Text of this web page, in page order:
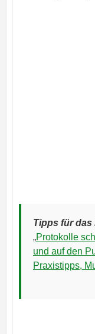
Tipps für
„Protokolle
und auf den
Praxistipps,